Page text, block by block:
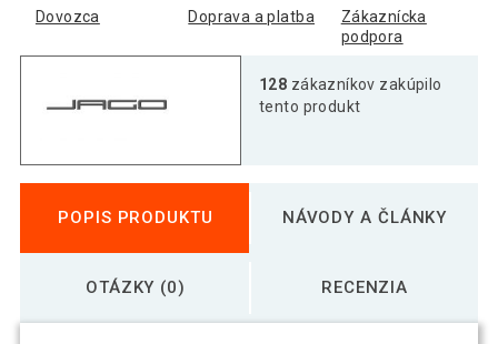
Dovozca Doprava a platba
Zákaznícka
podpora
128 zákazníkov zakúpilo
tento produkt
POPIS PRODUKTU NÁVODY A ČLÁNKY
OTÁZKY (0) RECENZIA